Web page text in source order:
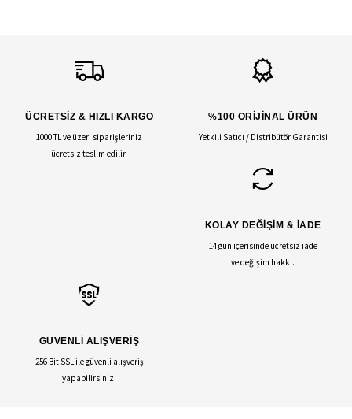
ÜCRETSİZ & HIZLI KARGO
1000 TL ve üzeri siparişleriniz
ücretsiz teslim edilir.
%100 ORİJİNAL ÜRÜN
Yetkili Satıcı / Distribütör Garantisi
KOLAY DEĞİŞİM & İADE
14 gün içerisinde ücretsiz iade
ve değişim hakkı.
GÜVENLİ ALIŞVERİŞ
256 Bit SSL ile güvenli alışveriş
yapabilirsiniz.